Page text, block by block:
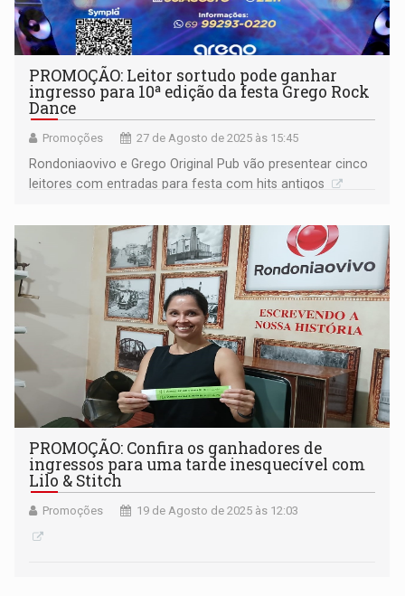
PROMOÇÃO: Leitor sortudo pode ganhar
ingresso para 10ª edição da festa Grego Rock
Dance
Promoções 27 de Agosto de 2025 às 15:45
Rondoniaovivo e Grego Original Pub vão presentear cinco
leitores com entradas para festa com hits antigos
PROMOÇÃO: Confira os ganhadores de
ingressos para uma tarde inesquecível com
Lilo & Stitch
Promoções 19 de Agosto de 2025 às 12:03